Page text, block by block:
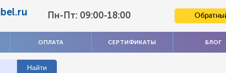
Пн-Пт: 09:00-18:00
ОПЛАТА СЕРТИФИКАТЫ БЛОГ